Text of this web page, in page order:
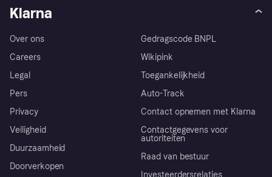
Klarna
Over ons
Careers
Legal
Pers
Privacy
Veiligheid
Duurzaamheid
Doorverkopen
Gedragscode BNPL
Wikipink
Toegankelijkheid
Auto-Track
Contact opnemen met Klarna
Contactgegevens voor
autoriteiten
Raad van bestuur
Investeerdersrelaties